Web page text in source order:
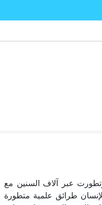
وتطورت عبر آلاف السنين مع
طرائق علمية متطورة